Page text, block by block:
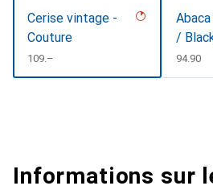
Cerise vintage -
Couture
CHF
109.–
/
CHF
94.90
Informations sur